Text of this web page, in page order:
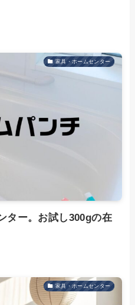
家具・ホームセンター
ター。お試し300gの在
家具・ホームセンター